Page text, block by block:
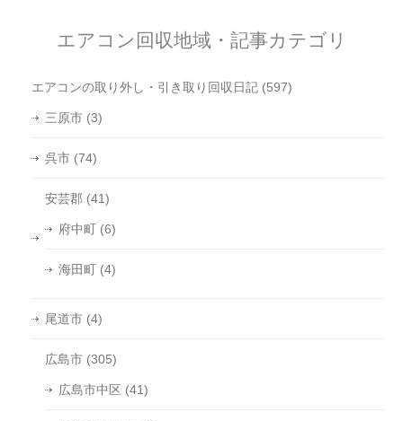
エアコン回収地域・記事カテゴリ
エアコンの取り外し・引き取り回収日記 (597)
三原市 (3)
呉市 (74)
安芸郡 (41)
府中町 (6)
海田町 (4)
尾道市 (4)
広島市 (305)
広島市中区 (41)